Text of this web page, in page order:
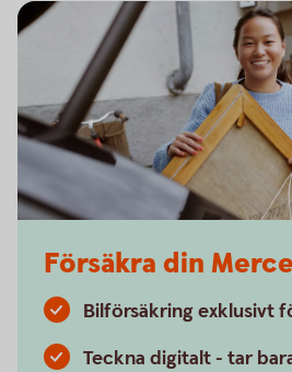
Försäkra din
Bilförsäkring exklusivt
Teckna digitalt - tar